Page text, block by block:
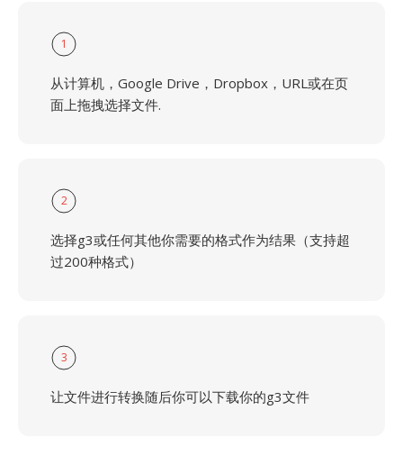
1
从计算机，Google Drive，Dropbox，URL或在页
面上拖拽选择文件.
2
选择g3或任何其他你需要的格式作为结果（支持超
过200种格式）
3
让文件进行转换随后你可以下载你的g3文件